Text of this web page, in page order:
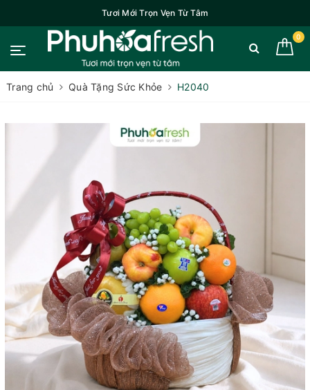
Tươi Mới Trọn Vẹn Từ Tâm
0
Trang chủ Quà Tặng Sức Khỏe H2040